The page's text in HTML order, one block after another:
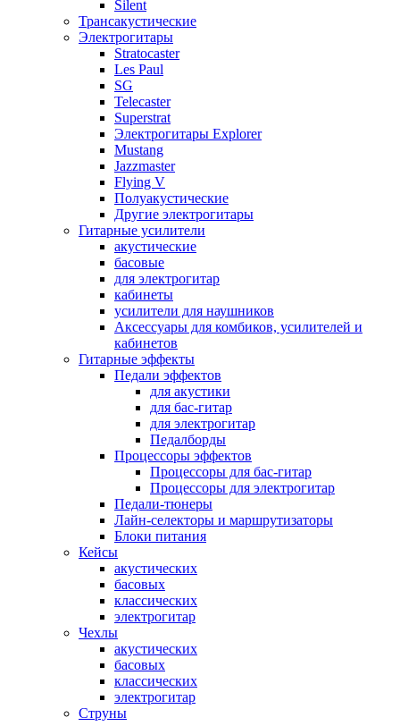
Silent
Трансакустические
Электрогитары
Stratocaster
Les Paul
SG
Telecaster
Superstrat
Электрогитары Explorer
Mustang
Jazzmaster
Flying V
Полуакустические
Другие электрогитары
Гитарные усилители
акустические
басовые
для электрогитар
кабинеты
усилители для наушников
Аксессуары для комбиков, усилителей и
кабинетов
Гитарные эффекты
Педали эффектов
для акустики
для бас-гитар
для электрогитар
Педалборды
Процессоры эффектов
Процессоры для бас-гитар
Процессоры для электрогитар
Педали-тюнеры
Лайн-селекторы и маршрутизаторы
Блоки питания
Кейсы
акустических
басовых
классических
электрогитар
Чехлы
акустических
басовых
классических
электрогитар
Струны